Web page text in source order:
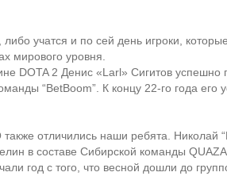
учатся и по сей день игроки,
мирового уровня.
DOTA 2 Денис «Larl» Сигитов успешно
“BetBoom”. К концу 22-го года его
отличились наши ребята. Николай
в составе Сибирской команды
год с того, что весной дошли до